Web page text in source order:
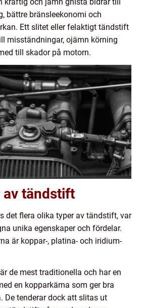
bättre bränsleekonomi och
Ett slitet eller felaktigt tändstift
misständningar, ojämn körning
till skador på motorn.
av tändstift
det flera olika typer av tändstift, var
unika egenskaper och fördelar.
är koppar-, platina- och iridium-
de mest traditionella och har en
en kopparkärna som ger bra
De tenderar dock att slitas ut